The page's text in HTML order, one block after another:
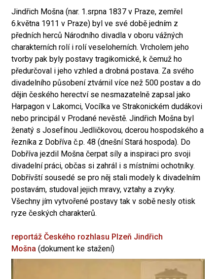
Jindřich Mošna (nar. 1.srpna 1837 v Praze, zemřel
6.května 1911 v Praze) byl ve své době jedním z
předních herců Národního divadla v oboru vážných
charakterních rolí i rolí veseloherních. Vrcholem jeho
tvorby pak byly postavy tragikomické, k čemuž ho
předurčoval i jeho vzhled a drobná postava. Za svého
divadelního působení ztvárnil více než 500 postav a do
dějin českého herectví se nesmazatelně zapsal jako
Harpagon v Lakomci, Vocílka ve Strakonickém dudákovi
nebo principál v Prodané nevěstě. Jindřich Mošna byl
ženatý s Josefínou Jedličkovou, dcerou hospodského a
řezníka z Dobříva č.p. 48 (dnešní Stará hospoda). Do
Dobříva jezdil Mošna čerpat síly a inspiraci pro svoji
divadelní práci, občas si zahrál i s místními ochotníky.
Dobřívští sousedé se pro něj stali modely k divadelním
postavám, studoval jejich mravy, vztahy a zvyky.
Všechny jím vytvořené postavy tak v sobě nesly otisk
ryze českých charakterů.
reportáž Českého rozhlasu Plzeň Jindřich
Mošna (dokument ke stažení)